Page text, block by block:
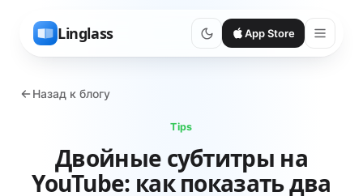
Linglass App Store
Назад к блогу
Tips
Двойные субтитры на
YouTube: как показать два